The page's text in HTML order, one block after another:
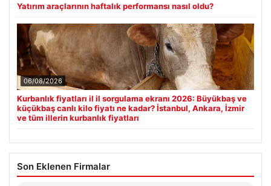
Yatırım araçlarının haftalık performansı nasıl oldu?
06/08/2026
Kurbanlık fiyatları il il sorgulama ekranı 2026: Büyükbaş ve
küçükbaş canlı kilo fiyatı ne kadar? İstanbul, Ankara, İzmir
ve tüm illerin kurbanlık fiyatları
Son Eklenen Firmalar